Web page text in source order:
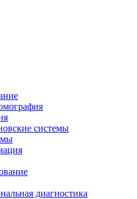
системы
диагностика